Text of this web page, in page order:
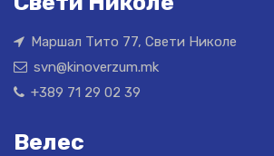
Маршал Тито 77, Свети Николе
svn@kinoverzum.mk
+389 71 29 02 39
Велес